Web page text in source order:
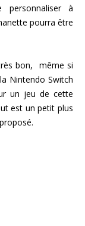
personnaliser à
pourra être
bon, même si
Nintendo Switch
un jeu de cette
est un petit plus